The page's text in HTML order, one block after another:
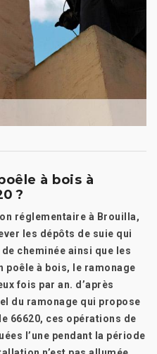
à bois à
?
réglementaire à Brouilla,
les dépôts de suie qui
cheminée ainsi que les
poêle à bois, le ramonage
fois par an. d’après
du ramonage qui propose
66620, ces opérations de
l’une pendant la période